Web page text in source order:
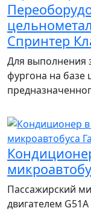
Спринтер
Для выполнения
фургона на базе
Пассажирский
двигателем